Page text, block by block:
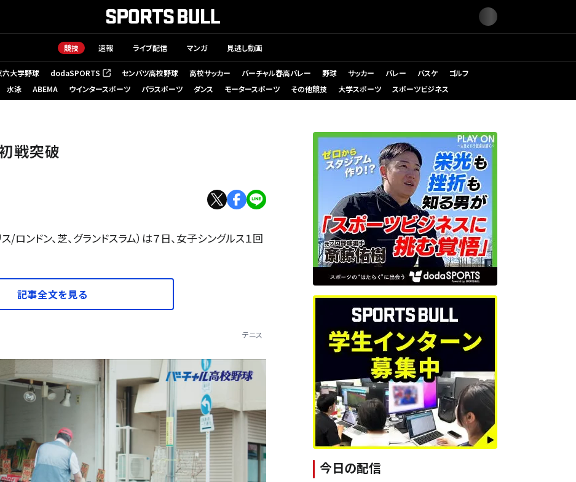
競技 速報 ライブ配信 マンガ 見逃し動画
六大学野球 dodaSPORTS
（新しいタブで開く） センバツ高校野球 高校サッカー バーチャル春高バレー 野球 サッカー バレー バスケ
ゴルフ
水泳 ABEMA ウインタースポーツ パラスポーツ ダンス モータースポーツ その他競技 大学スポーツ スポーツビジネス
戦突破
/ロンドン、芝、グランドスラム）は７日、女子シングルス１回
記事全文を見る
テニス
今日の配信